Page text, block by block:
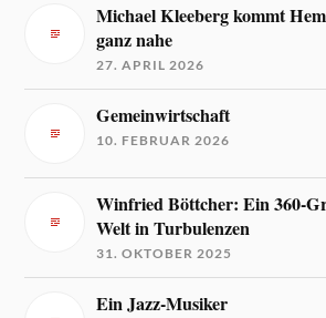
Michael Kleeberg kommt
ganz nahe
27. APRIL 2026
Gemeinwirtschaft
10. FEBRUAR 2026
Winfried Böttcher: Ein 360-
Welt in Turbulenzen
31. OKTOBER 2025
Ein Jazz-Musiker